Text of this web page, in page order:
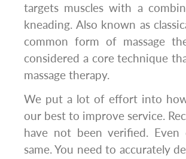
targets muscles with a
kneading. Also known as
common form of massage
considered a core technique
massage therapy.
​We put a lot of effort into
our best to improve service.
have not been verified.
same. You need to accurately